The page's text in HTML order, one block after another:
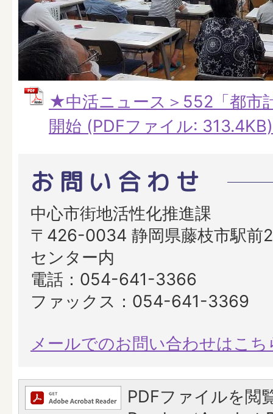
★中活ニュース＞552「都市
開始 (PDFファイル: 313.4KB)
お問い合わせ
中心市街地活性化推進課
〒426-0034 静岡県藤枝市駅前
センター内
電話：054-641-3366
ファックス：054-641-3369
メールでのお問い合わせはこち
PDFファイルを閲